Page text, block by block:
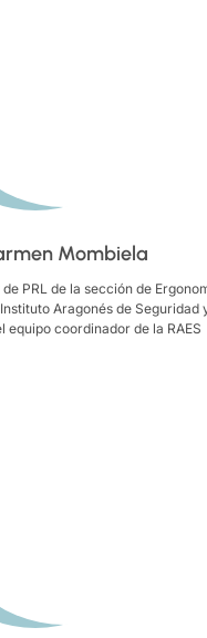
Mombiela
PRL de la sección de
Aragonés de Seguridad
equipo coordinador de la RAES